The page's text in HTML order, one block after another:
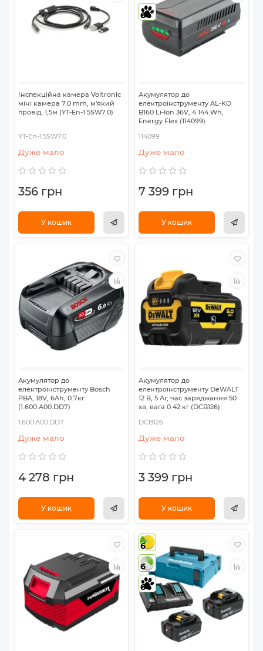
Інспекційна камера Voltronic
міні камера 7.0 mm, м'який
провід, 1,5м (YT-En-1.5SW7.0)
YT-En-1.5SW7.0
Дуже мало
356 грн
У кошик
6
Акумулятор до
електроінструменту AL-KO
B160 Li-Ion 36V, 4 144 Wh,
Energy Flex (114099)
114099
Дуже мало
7 399 грн
У кошик
Акумулятор до
електроінструменту Bosch
PBA, 18V, 6Ah, 0.7кг
(1.600.A00.DD7)
1.600.A00.DD7
Дуже мало
4 278 грн
У кошик
Акумулятор до
електроінструменту DeWALT
12 В, 5 Аг, час заряджання 50
хв, вага 0.42 кг (DCB126)
DCB126
Дуже мало
3 399 грн
У кошик
6
6
6